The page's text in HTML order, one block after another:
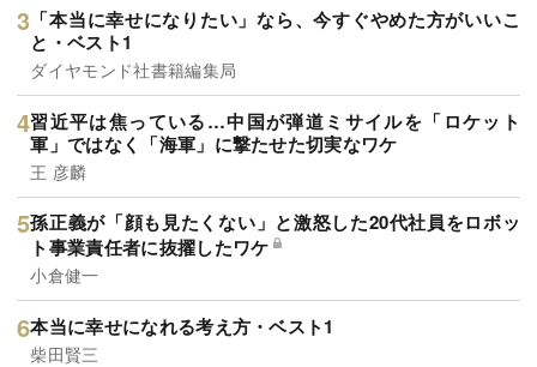
「本当に幸せになりたい」なら、今すぐやめた方がいいこ
と・ベスト1
ダイヤモンド社書籍編集局
習近平は焦っている…中国が弾道ミサイルを「ロケット
軍」ではなく「海軍」に撃たせた切実なワケ
王 彦麟
孫正義が「顔も見たくない」と激怒した20代社員をロボッ
ト事業責任者に抜擢したワケ
小倉健一
本当に幸せになれる考え方・ベスト1
柴田賢三